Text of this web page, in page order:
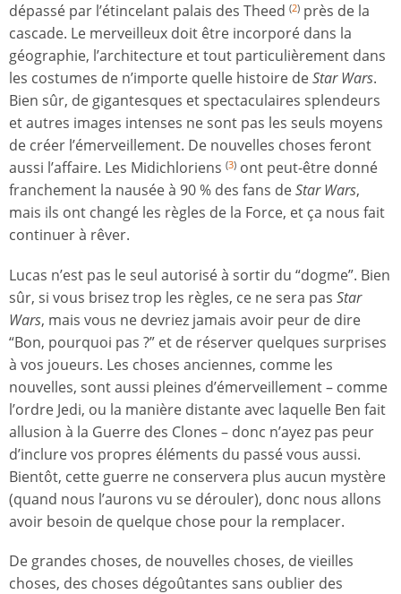
dépassé par l’étincelant palais des Theed (2) près de la
cascade. Le merveilleux doit être incorporé dans la
géographie, l’architecture et tout particulièrement dans
les costumes de n’importe quelle histoire deStar Wars.
Bien sûr, de gigantesques et spectaculaires splendeurs
et autres images intenses ne sont pas les seuls moyens
de créer l’émerveillement. De nouvelles choses feront
aussi l’affaire. Les Midichloriens (3) ont peut-être donné
franchement la nausée à 90 % des fans deStar Wars,
mais ils ont changé les règles de la Force, et ça nous fait
continuer à rêver.
Lucas n’est pas le seul autorisé à sortir du “dogme”. Bien
sûr, si vous brisez trop les règles, ce ne sera pas Star
Wars, mais vous ne devriez jamais avoir peur de dire
“Bon, pourquoi pas ?” et de réserver quelques surprises
à vos joueurs. Les choses anciennes, comme les
nouvelles, sont aussi pleines d’émerveillement – comme
l’ordre Jedi, ou la manière distante avec laquelle Ben fait
allusion à la Guerre des Clones – donc n’ayez pas peur
d’inclure vos propres éléments du passé vous aussi.
Bientôt, cette guerre ne conservera plus aucun mystère
(quand nous l’aurons vu se dérouler), donc nous allons
avoir besoin de quelque chose pour la remplacer.
De grandes choses, de nouvelles choses, de vieilles
choses, des choses dégoûtantes sans oublier des